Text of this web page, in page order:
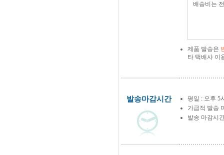
배송비는
제품 발송은
타 택배사 이
발송마감시간
평일 : 오후 5
가급적 발송
발송 마감시